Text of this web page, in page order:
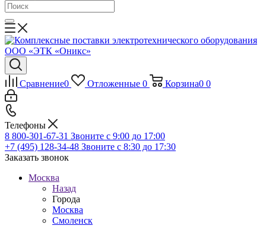
Сравнение0 Отложенные 0 Корзина0 0
Телефоны
8 800-301-67-31 Звоните с 9:00 до 17:00
+7 (495) 128-34-48 Звоните с 8:30 до 17:30
Заказать звонок
Москва
Назад
Города
Москва
Смоленск